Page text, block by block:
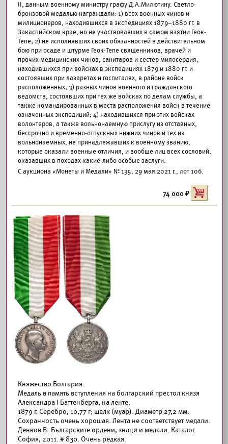
II, данным военному министру графу Д.А.Милютину. Светло-
бронзовой медалью награждали: 1) всех военных чинов и
милиционеров, находившихся в экспедициях 1879–1880 гг. в
Закаспийском крае, но не участвовавших в самом взятии Геок-
Тепе; 2) не исполнявших своих обязанностей в действительном
бою при осаде и штурме Геок-Тепе священников, врачей и
прочих медицинских чинов, санитаров и сестер милосердия,
находившихся при войсках в экспедициях 1879 и 1880 гг. и
состоявших при лазаретах и госпиталях, в районе войск
расположенных; 3) разных чинов военного и гражданского
ведомств, состоявших при тех же войсках по делам службы, а
также командированных в места расположения войск в течение
означенных экспедиций; 4) находившихся при этих войсках
волонтеров, а также вольнонаемную прислугу из отставных,
бессрочно и временно-отпускных нижних чинов и тех из
вольнонаемных, не принадлежавших к военному званию,
которые оказали военные отличия, и вообще лиц всех сословий,
оказавших в походах какие-либо особые заслуги.
С аукциона «Монеты и Медали» № 135, 29 мая 2021 г., лот 106.
74 000
Княжество Болгария.
Медаль в память вступления на болгарский престол князя
Александра I Баттенберга, на ленте.
1879 г. Серебро, 10,77 г; шелк (муар). Диаметр 27,2 мм.
Сохранность очень хорошая. Лента не соответствует медали.
Денков В. Българските ордени, знаци и медали. Каталог.
София, 2011. # 830. Очень редкая.